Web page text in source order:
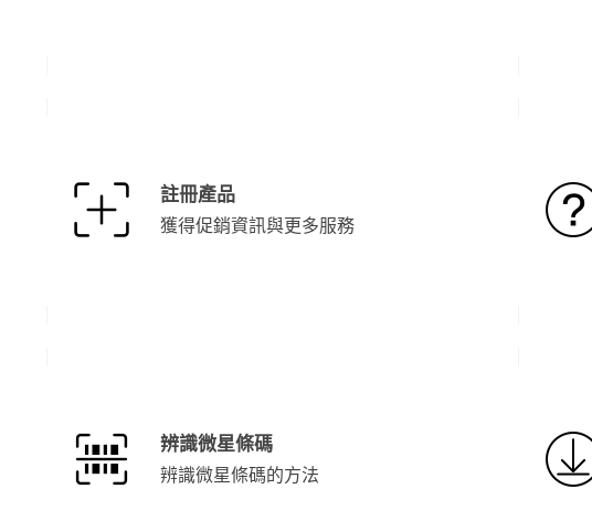
註冊產品
獲得促銷資訊與更多服務
辨識微星條碼
辨識微星條碼的方法